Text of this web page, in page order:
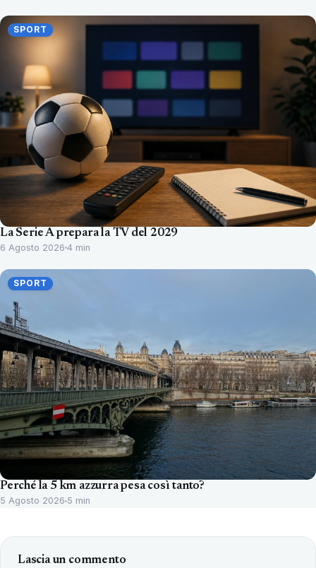
SPORT
La Serie A prepara la TV del 2029
6 Agosto 2026 4 min
SPORT
Perché la 5 km azzurra pesa così tanto?
5 Agosto 2026 5 min
Lascia un commento